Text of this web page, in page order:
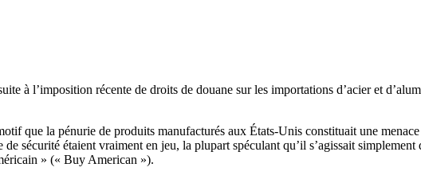
à l’imposition récente de droits de douane sur les importations d’acier et
que la pénurie de produits manufacturés aux États-Unis constituait une
sécurité étaient vraiment en jeu, la plupart spéculant qu’il s’agissait
» (« Buy American »).